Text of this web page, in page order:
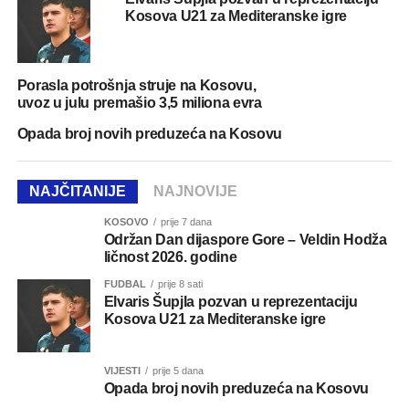
Kosova U21 za Mediteranske igre
Porasla potrošnja struje na Kosovu,
uvoz u julu premašio 3,5 miliona evra
Opada broj novih preduzeća na Kosovu
NAJČITANIJE NAJNOVIJE
KOSOVO prije 7 dana
Održan Dan dijaspore Gore – Veldin Hodža
ličnost 2026. godine
FUDBAL prije 8 sati
Elvaris Šupjla pozvan u reprezentaciju
Kosova U21 za Mediteranske igre
VIJESTI prije 5 dana
Opada broj novih preduzeća na Kosovu